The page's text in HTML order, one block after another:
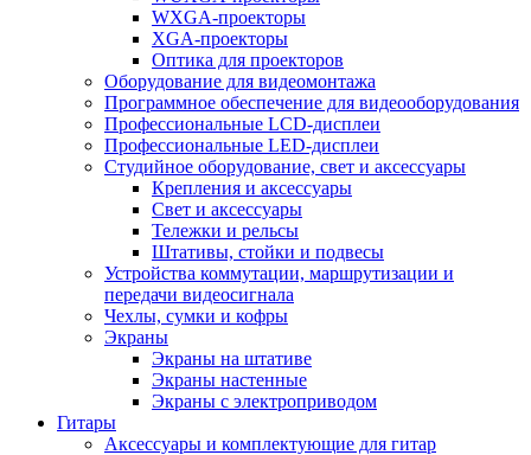
WXGA-проекторы
XGA-проекторы
Оптика для проекторов
Оборудование для видеомонтажа
Программное обеспечение для видеооборудования
Профессиональные LCD-дисплеи
Профессиональные LED-дисплеи
Студийное оборудование, свет и аксессуары
Крепления и аксессуары
Свет и аксессуары
Тележки и рельсы
Штативы, стойки и подвесы
Устройства коммутации, маршрутизации и
передачи видеосигнала
Чехлы, сумки и кофры
Экраны
Экраны на штативе
Экраны настенные
Экраны с электроприводом
Гитары
Аксессуары и комплектующие для гитар